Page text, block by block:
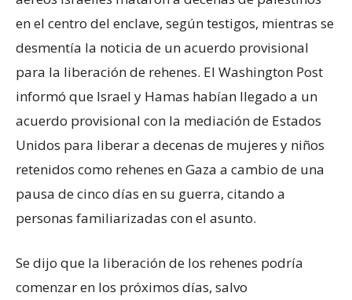
en el centro del enclave, según testigos, mientras se
desmentía la noticia de un acuerdo provisional
para la liberación de rehenes. El Washington Post
informó que Israel y Hamas habían llegado a un
acuerdo provisional con la mediación de Estados
Unidos para liberar a decenas de mujeres y niños
retenidos como rehenes en Gaza a cambio de una
pausa de cinco días en su guerra, citando a
personas familiarizadas con el asunto.
Se dijo que la liberación de los rehenes podría
comenzar en los próximos días, salvo